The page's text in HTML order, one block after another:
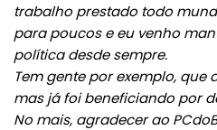
trabalho prestado todo
para poucos e eu venho
política desde sempre.
Tem gente por exemplo,
mas já foi beneficiando por
No mais, agradecer ao